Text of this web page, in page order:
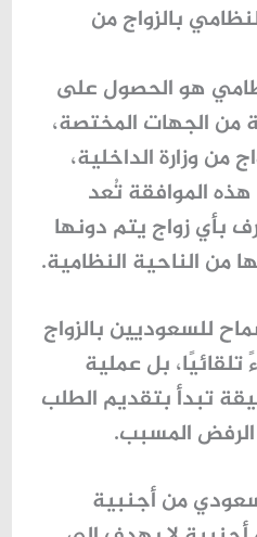
بالزواج من
هو الحصول على
الجهات المختصة،
من وزارة الداخلية،
هذه الموافقة تُعد
بأي زواج يتم دونها
من الناحية النظامية.
للسعوديين بالزواج
تلقائيًا، بل عملية
تبدأ بتقديم الطلب
الرفض المسبب.
من أجنبية